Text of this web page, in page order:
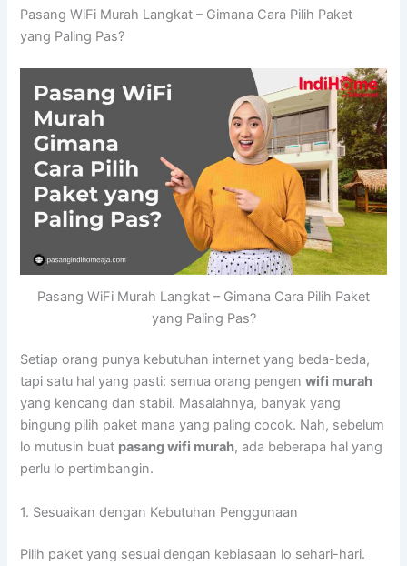
Pasang WiFi Murah Langkat – Gimana Cara Pilih Paket
yang Paling Pas?
Pasang WiFi Murah Langkat – Gimana Cara Pilih Paket
yang Paling Pas?
Setiap orang punya kebutuhan internet yang beda-beda,
tapi satu hal yang pasti: semua orang pengenwifi murah
yang kencang dan stabil. Masalahnya, banyak yang
bingung pilih paket mana yang paling cocok. Nah, sebelum
lo mutusin buat pasang wifi murah, ada beberapa hal yang
perlu lo pertimbangin.
1. Sesuaikan dengan Kebutuhan Penggunaan
Pilih paket yang sesuai dengan kebiasaan lo sehari-hari.